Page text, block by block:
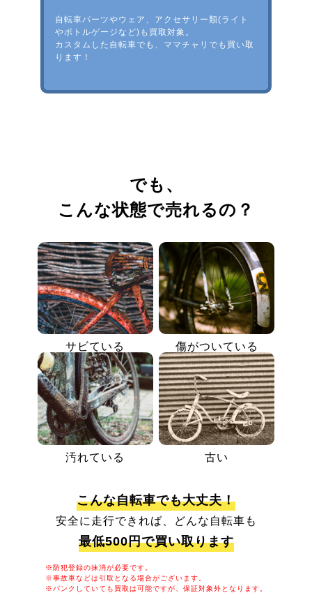
自転車パーツやウェア、アクセサリー類(ライト
やボトルゲージなど)も買取対象。
カスタムした自転車でも、ママチャリでも買い取
ります！
でも、
こんな状態で売れるの？
サビている 傷がついている
汚れている 古い
こんな自転車でも大丈夫！
安全に走行できれば、どんな自転車も
最低500円で買い取ります
※防犯登録の抹消が必要です。
※事故車などは引取となる場合がございます。
※パンクしていても買取は可能ですが、保証対象外となります。